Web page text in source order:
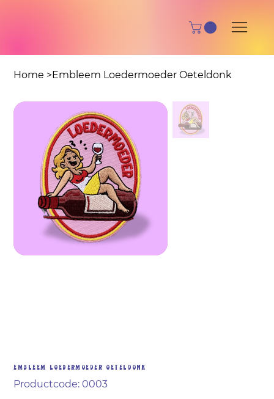
Home >Embleem Loedermoeder Oeteldonk
Embleem Loedermoeder Oeteldonk
Productcode: Productcode
0003
0003